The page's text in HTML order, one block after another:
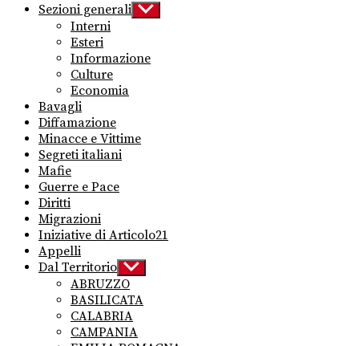
Sezioni generali Show
sub
Interni
Esteri
Informazione
Culture
Economia
Bavagli
Diffamazione
Minacce e Vittime
Segreti italiani
Mafie
Guerre e Pace
Diritti
Migrazioni
Iniziative di Articolo21
Appelli
Dal Territorio Show
sub
menu
ABRUZZO
BASILICATA
CALABRIA
CAMPANIA